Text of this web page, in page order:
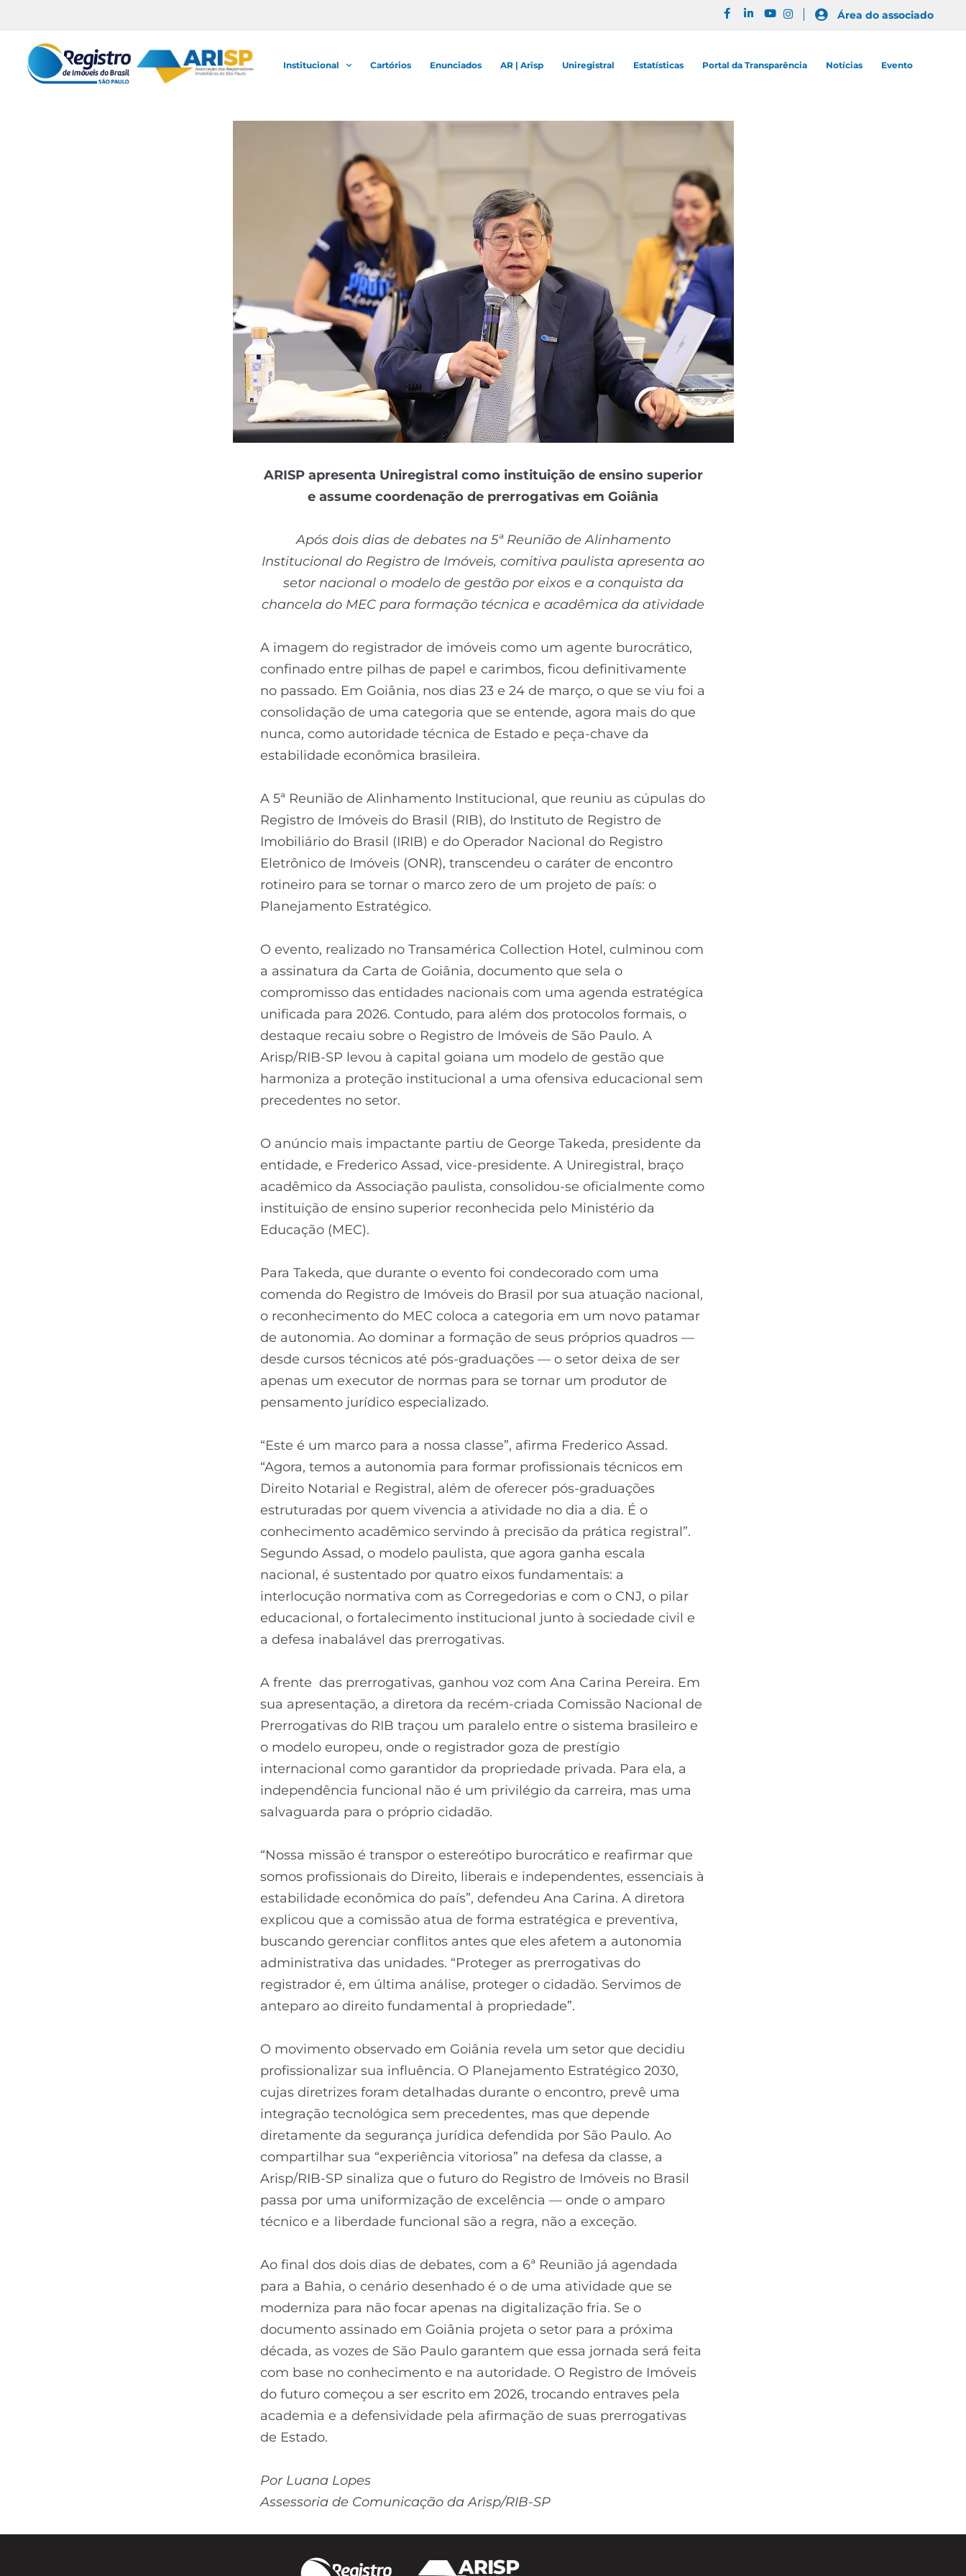
Área do associado
Institucional Cartórios Enunciados AR | Arisp Uniregistral Estatísticas Portal da Transparência Notícias Evento
ARISP apresenta Uniregistral como instituição de ensino superior
e assume coordenação de prerrogativas em Goiânia
Após dois dias de debates na 5ª Reunião de Alinhamento
Institucional do Registro de Imóveis, comitiva paulista apresenta ao
setor nacional o modelo de gestão por eixos e a conquista da
chancela do MEC para formação técnica e acadêmica da atividade
A imagem do registrador de imóveis como um agente burocrático,
confinado entre pilhas de papel e carimbos, ficou definitivamente
no passado. Em Goiânia, nos dias 23 e 24 de março, o que se viu foi a
consolidação de uma categoria que se entende, agora mais do que
nunca, como autoridade técnica de Estado e peça-chave da
estabilidade econômica brasileira.
A 5ª Reunião de Alinhamento Institucional, que reuniu as cúpulas do
Registro de Imóveis do Brasil (RIB), do Instituto de Registro de
Imobiliário do Brasil (IRIB) e do Operador Nacional do Registro
Eletrônico de Imóveis (ONR), transcendeu o caráter de encontro
rotineiro para se tornar o marco zero de um projeto de país: o
Planejamento Estratégico.
O evento, realizado no Transamérica Collection Hotel, culminou com
a assinatura da Carta de Goiânia, documento que sela o
compromisso das entidades nacionais com uma agenda estratégica
unificada para 2026. Contudo, para além dos protocolos formais, o
destaque recaiu sobre o Registro de Imóveis de São Paulo. A
Arisp/RIB-SP levou à capital goiana um modelo de gestão que
harmoniza a proteção institucional a uma ofensiva educacional sem
precedentes no setor.
O anúncio mais impactante partiu de George Takeda, presidente da
entidade, e Frederico Assad, vice-presidente. A Uniregistral, braço
acadêmico da Associação paulista, consolidou-se oficialmente como
instituição de ensino superior reconhecida pelo Ministério da
Educação (MEC).
Para Takeda, que durante o evento foi condecorado com uma
comenda do Registro de Imóveis do Brasil por sua atuação nacional,
o reconhecimento do MEC coloca a categoria em um novo patamar
de autonomia. Ao dominar a formação de seus próprios quadros —
desde cursos técnicos até pós-graduações — o setor deixa de ser
apenas um executor de normas para se tornar um produtor de
pensamento jurídico especializado.
“Este é um marco para a nossa classe”, afirma Frederico Assad.
“Agora, temos a autonomia para formar profissionais técnicos em
Direito Notarial e Registral, além de oferecer pós-graduações
estruturadas por quem vivencia a atividade no dia a dia. É o
conhecimento acadêmico servindo à precisão da prática registral”.
Segundo Assad, o modelo paulista, que agora ganha escala
nacional, é sustentado por quatro eixos fundamentais: a
interlocução normativa com as Corregedorias e com o CNJ, o pilar
educacional, o fortalecimento institucional junto à sociedade civil e
a defesa inabalável das prerrogativas.
A frente das prerrogativas, ganhou voz com Ana Carina Pereira. Em
sua apresentação, a diretora da recém-criada Comissão Nacional de
Prerrogativas do RIB traçou um paralelo entre o sistema brasileiro e
o modelo europeu, onde o registrador goza de prestígio
internacional como garantidor da propriedade privada. Para ela, a
independência funcional não é um privilégio da carreira, mas uma
salvaguarda para o próprio cidadão.
“Nossa missão é transpor o estereótipo burocrático e reafirmar que
somos profissionais do Direito, liberais e independentes, essenciais à
estabilidade econômica do país”, defendeu Ana Carina. A diretora
explicou que a comissão atua de forma estratégica e preventiva,
buscando gerenciar conflitos antes que eles afetem a autonomia
administrativa das unidades. “Proteger as prerrogativas do
registrador é, em última análise, proteger o cidadão. Servimos de
anteparo ao direito fundamental à propriedade”.
O movimento observado em Goiânia revela um setor que decidiu
profissionalizar sua influência. O Planejamento Estratégico 2030,
cujas diretrizes foram detalhadas durante o encontro, prevê uma
integração tecnológica sem precedentes, mas que depende
diretamente da segurança jurídica defendida por São Paulo. Ao
compartilhar sua “experiência vitoriosa” na defesa da classe, a
Arisp/RIB-SP sinaliza que o futuro do Registro de Imóveis no Brasil
passa por uma uniformização de excelência — onde o amparo
técnico e a liberdade funcional são a regra, não a exceção.
Ao final dos dois dias de debates, com a 6ª Reunião já agendada
para a Bahia, o cenário desenhado é o de uma atividade que se
moderniza para não focar apenas na digitalização fria. Se o
documento assinado em Goiânia projeta o setor para a próxima
década, as vozes de São Paulo garantem que essa jornada será feita
com base no conhecimento e na autoridade. O Registro de Imóveis
do futuro começou a ser escrito em 2026, trocando entraves pela
academia e a defensividade pela afirmação de suas prerrogativas
de Estado.
Por Luana Lopes
Assessoria de Comunicação da Arisp/RIB-SP